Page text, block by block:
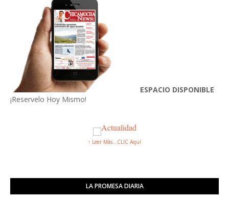
ESPACIO DISPONIBLE
¡Reservelo Hoy Mismo!
↑ Leer Más...CLIC Aquí
LA PROMESA DIARIA